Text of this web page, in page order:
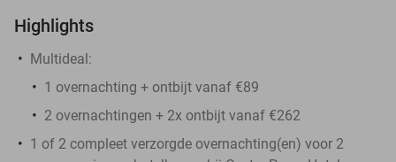
Highlights
Multideal:
1 overnachting + ontbijt vanaf €89
2 overnachtingen + 2x ontbijt vanaf €262
1 of 2 compleet verzorgde overnachting(en) voor 2